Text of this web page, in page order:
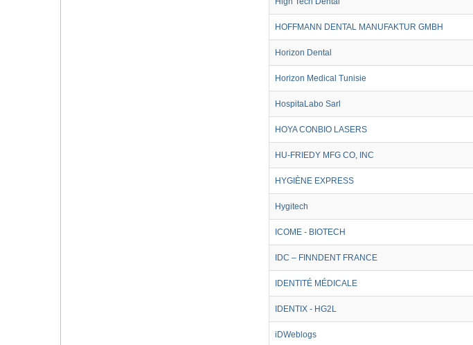
HOFFMANN DENTAL MANUFAKTUR GMBH
Horizon Dental
Horizon Medical Tunisie
HospitaLabo Sarl
HOYA CONBIO LASERS
HU-FRIEDY MFG CO, INC
HYGIÈNE EXPRESS
Hygitech
ICOME - BIOTECH
IDC – FINNDENT FRANCE
IDENTITÉ MÉDICALE
IDENTIX - HG2L
iDWeblogs